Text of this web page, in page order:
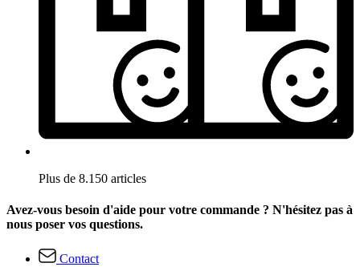
Plus de 8.150 articles
Avez-vous besoin d'aide pour votre commande ? N'hésitez pas à
nous poser vos questions.
Contact